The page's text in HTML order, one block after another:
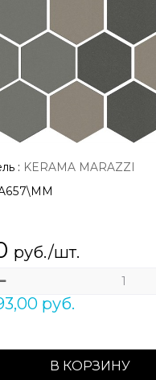
: KERAMA MARAZZI
руб./шт.
руб.
В КОРЗИНУ